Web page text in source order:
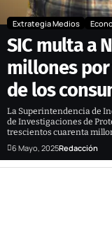
Extrategia Medios
SIC multa a
millones
de los
La Superintendencia de
de Investigaciones de
trescientos cuarenta
6 Mayo, 2025Redacción